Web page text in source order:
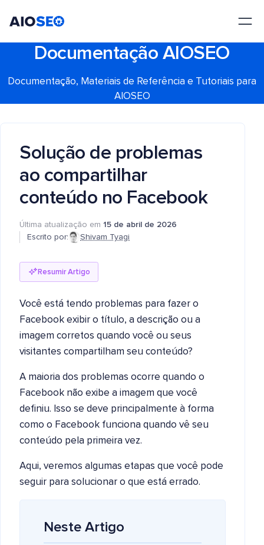
Documentação AIOSEO
Documentação, Materiais de Referência e Tutoriais para
AIOSEO
Solução de problemas
ao compartilhar
conteúdo no Facebook
Última atualização em 15 de abril de 2026
Escrito por:
Shivam Tyagi
Resumir Artigo
Você está tendo problemas para fazer o
Facebook exibir o título, a descrição ou a
imagem corretos quando você ou seus
visitantes compartilham seu conteúdo?
A maioria dos problemas ocorre quando o
Facebook não exibe a imagem que você
definiu. Isso se deve principalmente à forma
como o Facebook funciona quando vê seu
conteúdo pela primeira vez.
Aqui, veremos algumas etapas que você pode
seguir para solucionar o que está errado.
Neste Artigo